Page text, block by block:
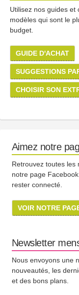
Utilisez nos guides et
modèles qui sont le
budget.
GUIDE D'ACHAT
SUGGESTIONS
CHOISIR SON
Aimez notre
Retrouvez toutes les
notre page
rester connecté.
VOIR NOTRE
Newsletter
Nous envoyons une
nouveautés, les
et des bons plans.